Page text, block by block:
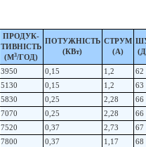
ПРОДУК-
ТИВНІСТЬ
(М3/ГОД)
ПОТУЖНІСТЬ
(КВт)
СТРУМ
(A)
3950 0,15 1,2
62
5130 0,15 1,2
63
5830 0,25 2,28
66
7070 0,25 2,28
66
7520 0,37 2,73
67
7800 0,37 1,17
68